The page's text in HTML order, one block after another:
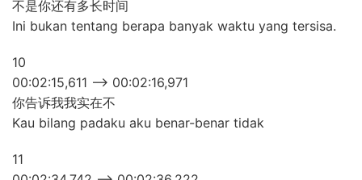
不是你还有多长时间
Ini bukan tentang berapa banyak waktu yang tersisa.
10
00:02:15,611 –> 00:02:16,971
你告诉我我实在不
Kau bilang padaku aku benar-benar tidak
11